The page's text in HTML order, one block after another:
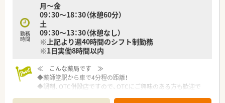
勤務
時間
月～金
09：30～18：30（休憩60分）
土
09：30～13：30（休憩なし）
※上記より週40時間のシフト制勤務
※1日実働8時間以内
≪ こんな薬局です ≫
◆薬師堂駅から車で4分程の距離！
◆調剤、OTC併設店ですので、OTCにご興味のある方も歓迎で